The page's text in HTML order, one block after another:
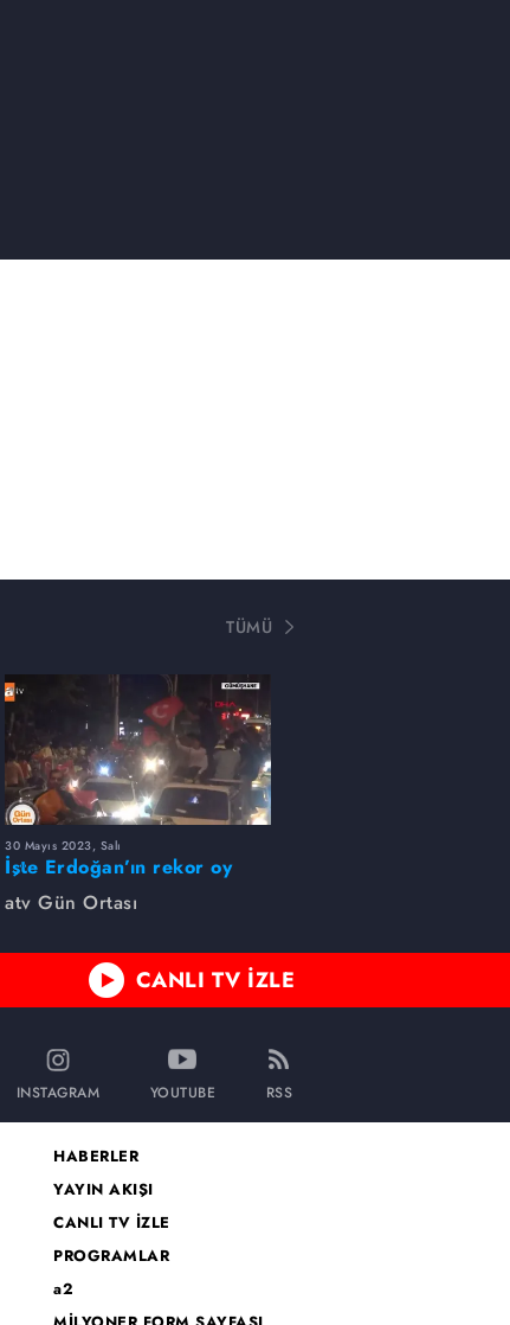
TÜMÜ
30 Mayıs 2023, Salı
İşte Erdoğan’ın rekor oy
aldığı kentler
atv Gün Ortası
CANLI TV İZLE
INSTAGRAM YOUTUBE RSS
HABERLER
YAYIN AKIŞI
CANLI TV İZLE
PROGRAMLAR
a2